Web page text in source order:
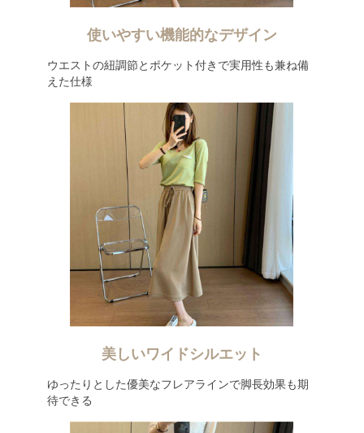
使いやすい機能的なデザイン
ウエストの紐調節とポケット付きで実用性も兼ね備
えた仕様
美しいワイドシルエット
ゆったりとした優美なフレアラインで脚長効果も期
待できる